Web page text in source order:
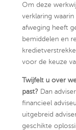
Om deze
verklaring
afweging heeft
bemiddelen en
voor de keuze
Twijfelt u over
past? Dan
financieel
uitgebreid
geschikte